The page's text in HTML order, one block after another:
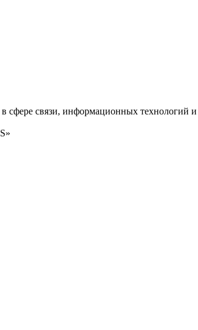
связи, информационных технологий и